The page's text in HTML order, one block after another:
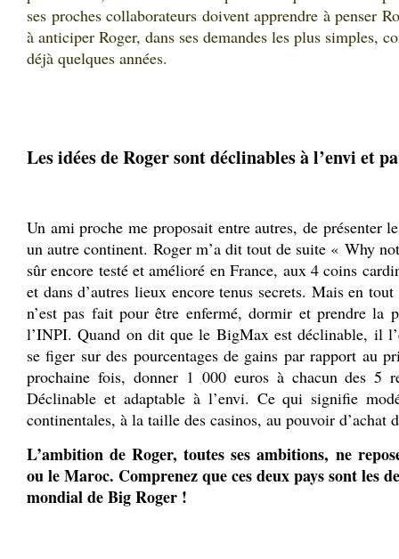
ses proches collaborateurs doivent apprendre à penser
à anticiper Roger, dans ses demandes les plus simples,
déjà quelques années.
Les idées de Roger sont déclinables à l’envi et
Un ami proche me proposait entre autres, de présenter
un autre continent. Roger m’a dit tout de suite « Why
sûr encore testé et amélioré en France, aux 4 coins
et dans d’autres lieux encore tenus secrets. Mais en
n’est pas fait pour être enfermé, dormir et prendre la
l’INPI. Quand on dit que le BigMax est déclinable, il
se figer sur des pourcentages de gains par rapport au
prochaine fois, donner 1 000 euros à chacun des 5
Déclinable et adaptable à l’envi. Ce qui signifie
continentales, à la taille des casinos, au pouvoir
L’ambition de Roger, toutes ses ambitions, ne
ou le Maroc. Comprenez que ces deux pays sont les
mondial de Big Roger !